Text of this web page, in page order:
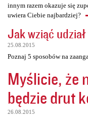
innym razem okazuje się
uwiera Ciebie najbardziej?
Jak wziąć
25.08.2015
Poznaj 5 sposobów na
Myślicie, że
będzie drut
26.08.2015